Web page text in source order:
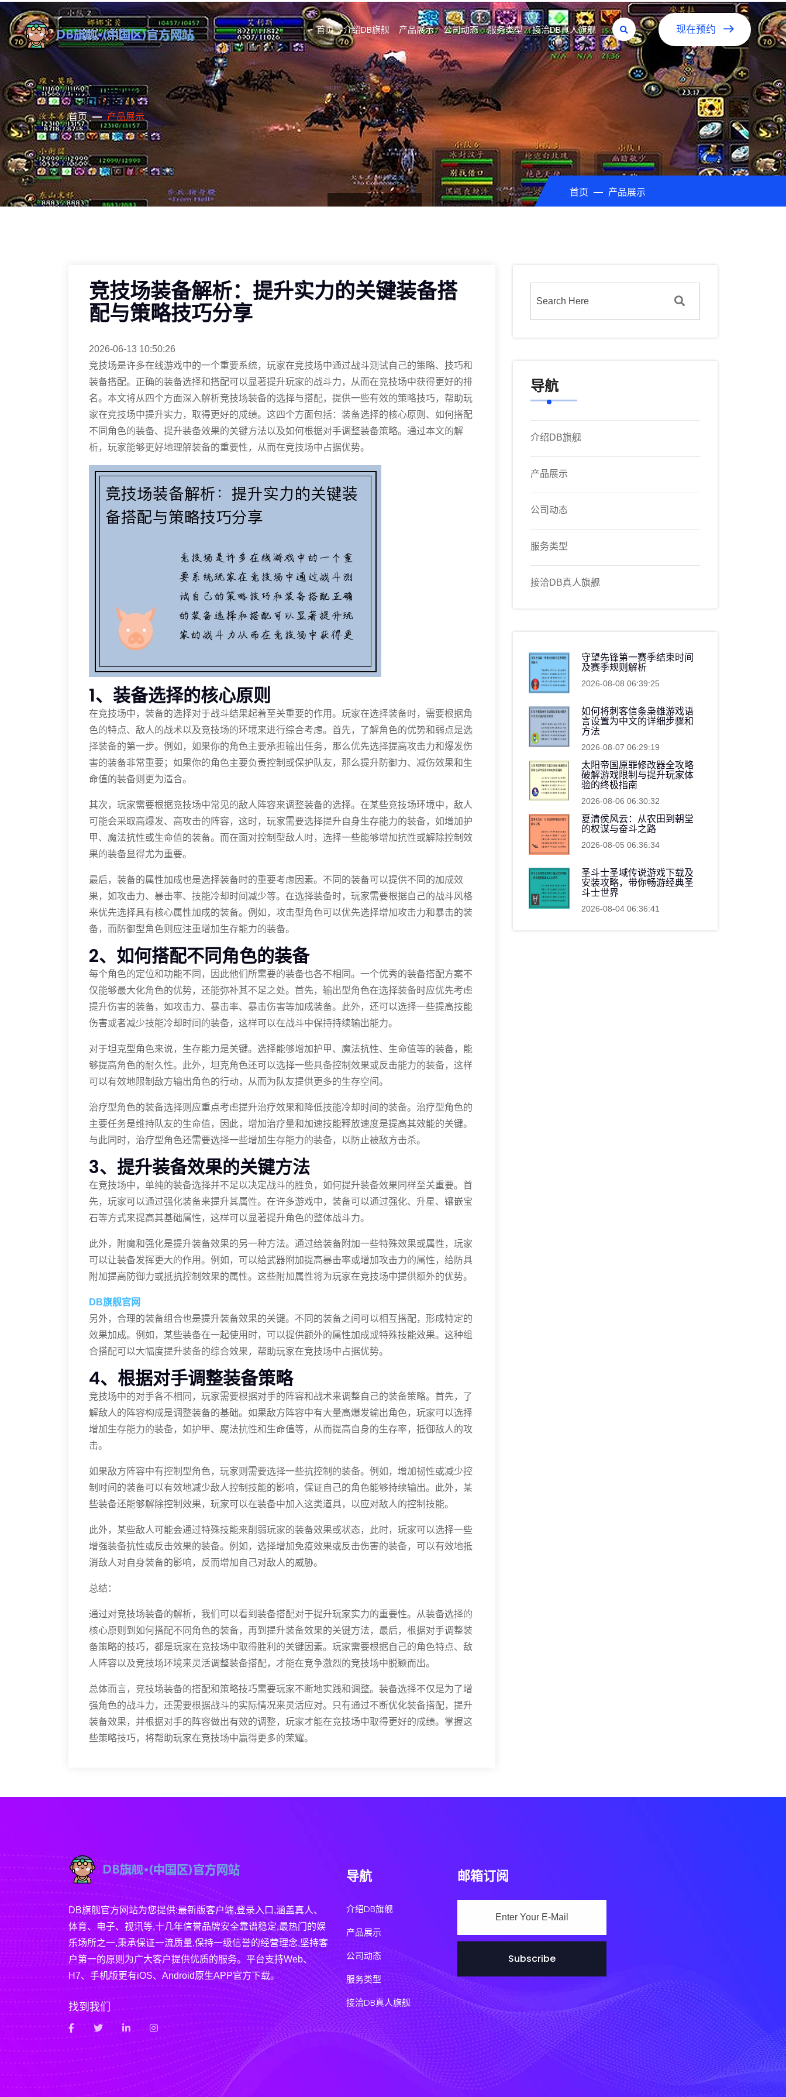
首页 介绍DB旗舰 产品展示 公司动态 服务类型 接洽DB真人旗舰 现在预约
产品展示
首页 产品展示
首页 产品展示
竞技场装备解析：提升实力的关键装备搭
配与策略技巧分享
2026-06-13 10:50:26
竞技场是许多在线游戏中的一个重要系统，玩家在竞技场中通过战斗测试自己的策略、技巧和
装备搭配。正确的装备选择和搭配可以显著提升玩家的战斗力，从而在竞技场中获得更好的排
名。本文将从四个方面深入解析竞技场装备的选择与搭配，提供一些有效的策略技巧，帮助玩
家在竞技场中提升实力，取得更好的成绩。这四个方面包括：装备选择的核心原则、如何搭配
不同角色的装备、提升装备效果的关键方法以及如何根据对手调整装备策略。通过本文的解
析，玩家能够更好地理解装备的重要性，从而在竞技场中占据优势。
1、装备选择的核心原则
在竞技场中，装备的选择对于战斗结果起着至关重要的作用。玩家在选择装备时，需要根据角
色的特点、敌人的战术以及竞技场的环境来进行综合考虑。首先，了解角色的优势和弱点是选
择装备的第一步。例如，如果你的角色主要承担输出任务，那么优先选择提高攻击力和爆发伤
害的装备非常重要；如果你的角色主要负责控制或保护队友，那么提升防御力、减伤效果和生
命值的装备则更为适合。
其次，玩家需要根据竞技场中常见的敌人阵容来调整装备的选择。在某些竞技场环境中，敌人
可能会采取高爆发、高攻击的阵容，这时，玩家需要选择提升自身生存能力的装备，如增加护
甲、魔法抗性或生命值的装备。而在面对控制型敌人时，选择一些能够增加抗性或解除控制效
果的装备显得尤为重要。
最后，装备的属性加成也是选择装备时的重要考虑因素。不同的装备可以提供不同的加成效
果，如攻击力、暴击率、技能冷却时间减少等。在选择装备时，玩家需要根据自己的战斗风格
来优先选择具有核心属性加成的装备。例如，攻击型角色可以优先选择增加攻击力和暴击的装
备，而防御型角色则应注重增加生存能力的装备。
2、如何搭配不同角色的装备
每个角色的定位和功能不同，因此他们所需要的装备也各不相同。一个优秀的装备搭配方案不
仅能够最大化角色的优势，还能弥补其不足之处。首先，输出型角色在选择装备时应优先考虑
提升伤害的装备，如攻击力、暴击率、暴击伤害等加成装备。此外，还可以选择一些提高技能
伤害或者减少技能冷却时间的装备，这样可以在战斗中保持持续输出能力。
对于坦克型角色来说，生存能力是关键。选择能够增加护甲、魔法抗性、生命值等的装备，能
够提高角色的耐久性。此外，坦克角色还可以选择一些具备控制效果或反击能力的装备，这样
可以有效地限制敌方输出角色的行动，从而为队友提供更多的生存空间。
治疗型角色的装备选择则应重点考虑提升治疗效果和降低技能冷却时间的装备。治疗型角色的
主要任务是维持队友的生命值，因此，增加治疗量和加速技能释放速度是提高其效能的关键。
与此同时，治疗型角色还需要选择一些增加生存能力的装备，以防止被敌方击杀。
3、提升装备效果的关键方法
在竞技场中，单纯的装备选择并不足以决定战斗的胜负，如何提升装备效果同样至关重要。首
先，玩家可以通过强化装备来提升其属性。在许多游戏中，装备可以通过强化、升星、镶嵌宝
石等方式来提高其基础属性，这样可以显著提升角色的整体战斗力。
此外，附魔和强化是提升装备效果的另一种方法。通过给装备附加一些特殊效果或属性，玩家
可以让装备发挥更大的作用。例如，可以给武器附加提高暴击率或增加攻击力的属性，给防具
附加提高防御力或抵抗控制效果的属性。这些附加属性将为玩家在竞技场中提供额外的优势。
DB旗舰官网
另外，合理的装备组合也是提升装备效果的关键。不同的装备之间可以相互搭配，形成特定的
效果加成。例如，某些装备在一起使用时，可以提供额外的属性加成或特殊技能效果。这种组
合搭配可以大幅度提升装备的综合效果，帮助玩家在竞技场中占据优势。
4、根据对手调整装备策略
竞技场中的对手各不相同，玩家需要根据对手的阵容和战术来调整自己的装备策略。首先，了
解敌人的阵容构成是调整装备的基础。如果敌方阵容中有大量高爆发输出角色，玩家可以选择
增加生存能力的装备，如护甲、魔法抗性和生命值等，从而提高自身的生存率，抵御敌人的攻
击。
如果敌方阵容中有控制型角色，玩家则需要选择一些抗控制的装备。例如，增加韧性或减少控
制时间的装备可以有效地减少敌人控制技能的影响，保证自己的角色能够持续输出。此外，某
些装备还能够解除控制效果，玩家可以在装备中加入这类道具，以应对敌人的控制技能。
此外，某些敌人可能会通过特殊技能来削弱玩家的装备效果或状态，此时，玩家可以选择一些
增强装备抗性或反击效果的装备。例如，选择增加免疫效果或反击伤害的装备，可以有效地抵
消敌人对自身装备的影响，反而增加自己对敌人的威胁。
总结：
通过对竞技场装备的解析，我们可以看到装备搭配对于提升玩家实力的重要性。从装备选择的
核心原则到如何搭配不同角色的装备，再到提升装备效果的关键方法，最后，根据对手调整装
备策略的技巧，都是玩家在竞技场中取得胜利的关键因素。玩家需要根据自己的角色特点、敌
人阵容以及竞技场环境来灵活调整装备搭配，才能在竞争激烈的竞技场中脱颖而出。
总体而言，竞技场装备的搭配和策略技巧需要玩家不断地实践和调整。装备选择不仅是为了增
强角色的战斗力，还需要根据战斗的实际情况来灵活应对。只有通过不断优化装备搭配，提升
装备效果，并根据对手的阵容做出有效的调整，玩家才能在竞技场中取得更好的成绩。掌握这
些策略技巧，将帮助玩家在竞技场中赢得更多的荣耀。
导航
介绍DB旗舰
产品展示
公司动态
服务类型
接洽DB真人旗舰
守望先锋第一赛季结束时间
及赛季规则解析
2026-08-08 06:39:25
如何将刺客信条枭雄游戏语
言设置为中文的详细步骤和
方法
2026-08-07 06:29:19
太阳帝国原罪修改器全攻略
破解游戏限制与提升玩家体
验的终极指南
2026-08-06 06:30:32
夏清侯风云：从农田到朝堂
的权谋与奋斗之路
2026-08-05 06:36:34
圣斗士圣域传说游戏下载及
安装攻略，带你畅游经典圣
斗士世界
2026-08-04 06:36:41
DB旗舰官方网站为您提供:最新版客户端,登录入口,涵盖真人、
体育、电子、视讯等,十几年信誉品牌安全靠谱稳定,最热门的娱
乐场所之一,秉承保证一流质量,保持一级信誉的经营理念,坚持客
户第一的原则为广大客户提供优质的服务。平台支持Web、
H7、手机版更有iOS、Android原生APP官方下载。
找到我们
导航
介绍DB旗舰
产品展示
公司动态
服务类型
接洽DB真人旗舰
邮箱订阅
Subscribe